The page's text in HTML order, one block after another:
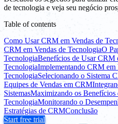
de tecnologia e veja seu negócio
Table of contents
Como Usar CRM em Vendas de
CRM em Vendas de TecnologiaO
TecnologiaBenefícios de Usar CRM
TecnologiaImplementando CRM em
TecnologiaSelecionando o Sistema
Equipes de Vendas em CRM
SistemasMaximizando os Benefícios
TecnologiaMonitorando o
Estratégias de CRMConclusão
Start free trial